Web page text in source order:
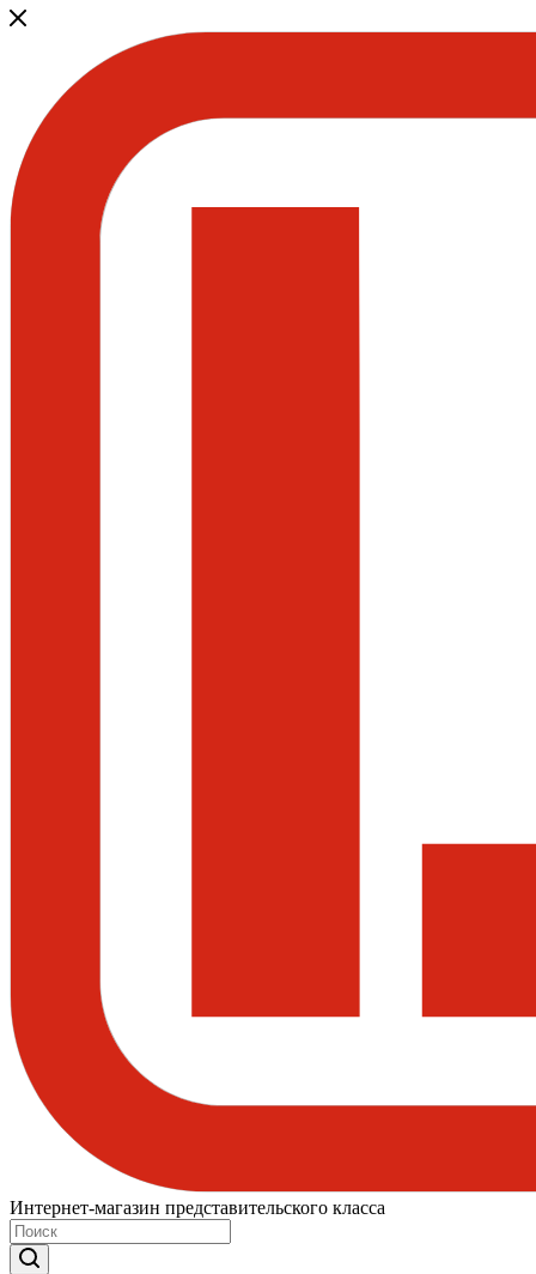
Интернет-магазин представительского класса